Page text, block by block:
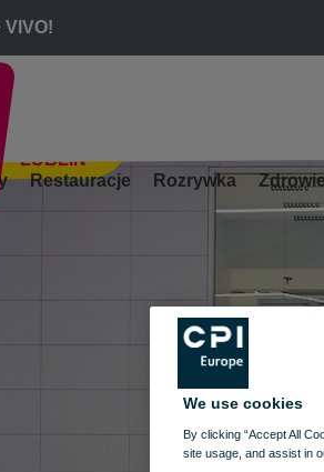
VIVO!
LUBLIN
Restauracje Rozrywka
ludzi.
We use cookies
By clicking “Accept All
site usage, and assist in